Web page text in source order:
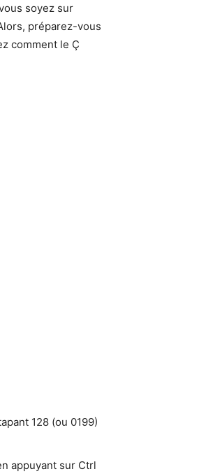
soyez sur
préparez-vous
comment le Ç
128 (ou 0199)
appuyant sur Ctrl